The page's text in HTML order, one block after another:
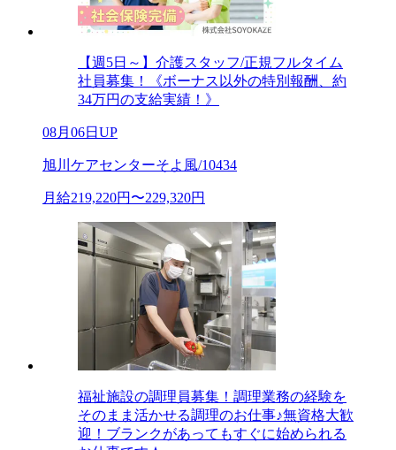
【週5日～】介護スタッフ/正規フルタイム
社員募集！《ボーナス以外の特別報酬、約
34万円の支給実績！》
08月06日UP
旭川ケアセンターそよ風/10434
月給219,220円〜229,320円
福祉施設の調理員募集！調理業務の経験を
そのまま活かせる調理のお仕事♪無資格大歓
迎！ブランクがあってもすぐに始められる